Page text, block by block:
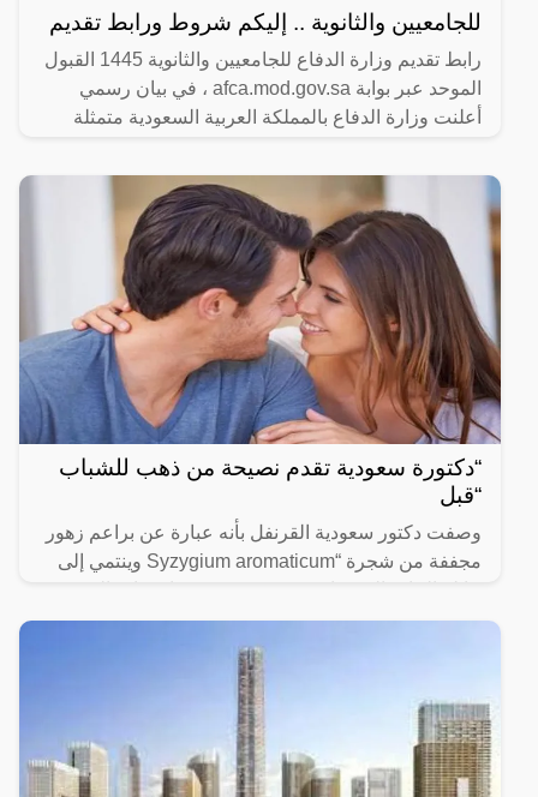
للجامعيين والثانوية .. إليكم شروط ورابط تقديم
رابط تقديم وزارة الدفاع للجامعيين والثانوية 1445 القبول
الموحد عبر بوابة afca.mod.gov.sa ، في بيان رسمي
أعلنت وزارة الدفاع بالمملكة العربية السعودية متمثلة
“دكتورة سعودية تقدم نصيحة من ذهب للشباب
“قبل
وصفت دكتور سعودية القرنفل بأنه عبارة عن براعم زهور
مجففة من شجرة “Syzygium aromaticum وينتمي إلى
ينمو في